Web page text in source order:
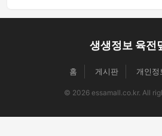
생생정보 육전
홈 게시판 개인정
© 2026 essamall.co.kr. All